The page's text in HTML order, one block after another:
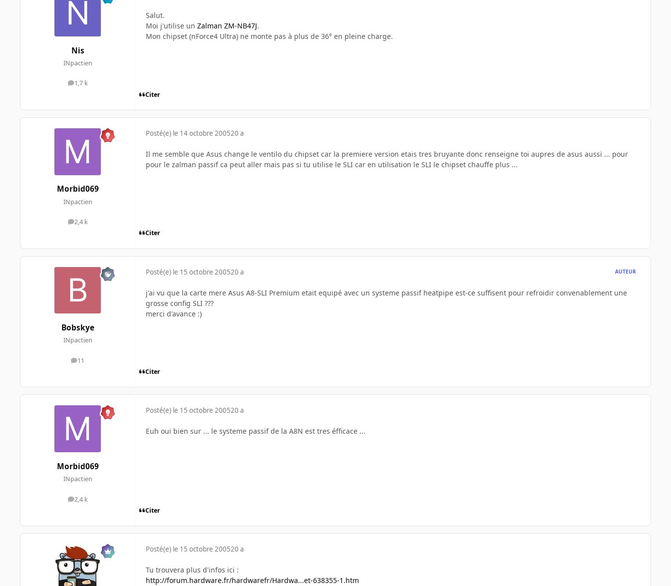
Nis
INpactien
1,7 k
messages
Salut.
Moi j'utilise un Zalman ZM-NB47J.
Mon chipset (nForce4 Ultra) ne monte pas à plus de 36° en pleine charge.
Citer
Morbid069
INpactien
2,4 k
messages
Posté(e) le 14 octobre 200520 a
Il me semble que Asus change le ventilo du chipset car la premiere version etais tres bruyante donc renseigne toi aupres de asus aussi ... pour
pour le zalman passif ca peut aller mais pas si tu utilise le SLI car en utilisation le SLI le chipset chauffe plus ...
Citer
Bobskye
INpactien
11
messages
Posté(e) le 15 octobre 200520 a AUTEUR
j'ai vu que la carte mere Asus A8-SLI Premium etait equipé avec un systeme passif heatpipe est-ce suffisent pour refroidir convenablement une
grosse config SLI ???
merci d'avance :)
Citer
Morbid069
INpactien
2,4 k
messages
Posté(e) le 15 octobre 200520 a
Euh oui bien sur ... le systeme passif de la A8N est tres éfficace ...
Citer
Posté(e) le 15 octobre 200520 a
Tu trouvera plus d'infos ici :
http://forum.hardware.fr/hardwarefr/Hardwa...et-638355-1.htm